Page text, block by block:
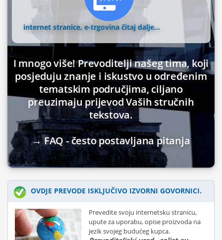
internet stranice, e-trgovina čitaj dalje...
I mnogo više! Prevoditelji našeg tima, koji
posjeduju znanje i iskustvo u određenim
tematskim područjima, ciljano
preuzimaju prijevod Vaših stručnih
tekstova.
→ FAQ - često postavljana pitanja
OVDJE PREVODE ISKLJUČIVO IZVORNI GOVORNICI.
Prevedite svoju internetsku stranicu,
upute za uporabu, opise proizvoda na
jezik svojeg budućeg kupca.